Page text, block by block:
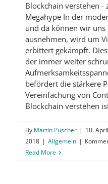
Blockchain verstehen -
Megahype In der
und da können wir
ausnehmen, wird um
erbittert gekämpft.
der immer weiter
befördert die stärkere
Vereinfachung von
Blockchain verstehen
By Martin Puscher | 10. April
2018 | Allgemein |
Read More